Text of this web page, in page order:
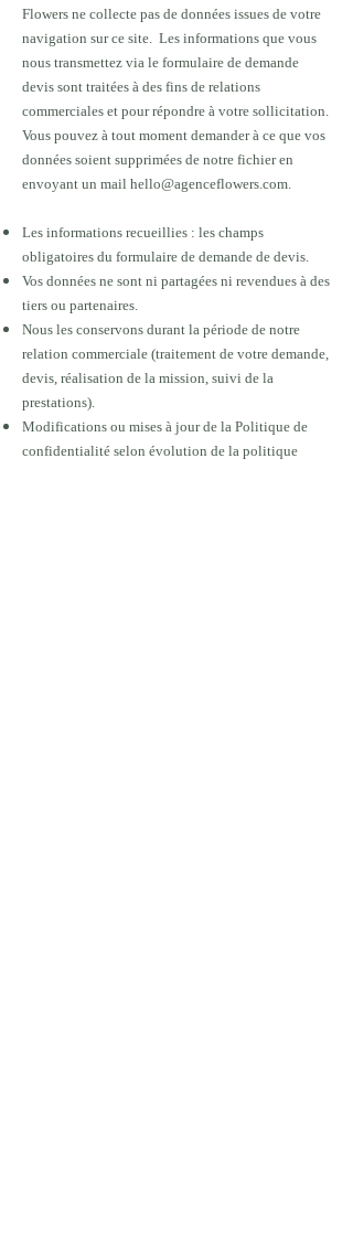
Flowers ne collecte pas de données issues de votre
navigation sur ce site. Les informations que vous
nous transmettez via le formulaire de demande
devis sont traitées à des fins de relations
commerciales et pour répondre à votre sollicitation.
Vous pouvez à tout moment demander à ce que vos
données soient supprimées de notre fichier en
envoyant un mailhello@agenceflowers.com.
Les informations recueillies : les champs
obligatoires du formulaire de demande de devis.
Vos données ne sont ni partagées ni revendues à des
tiers ou partenaires.
Nous les conservons durant la période de notre
relation commerciale (traitement de votre demande,
devis, réalisation de la mission, suivi de la
prestations).
Modifications ou mises à jour de la Politique de
confidentialité selon évolution de la politique